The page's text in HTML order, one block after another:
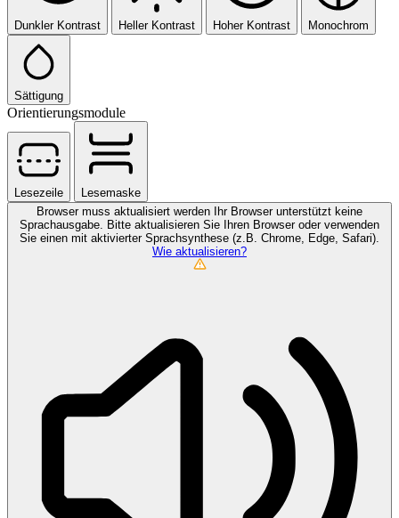
Dunkler Kontrast Heller Kontrast Hoher Kontrast Monochrom
Sättigung
Orientierungsmodule
Lesezeile
Lesemaske
Browser muss aktualisiert werden
Ihr Browser unterstützt keine
Sprachausgabe. Bitte aktualisieren Sie Ihren Browser oder verwenden
Sie einen mit aktivierter Sprachsynthese (z.B. Chrome, Edge, Safari).
Wie aktualisieren?